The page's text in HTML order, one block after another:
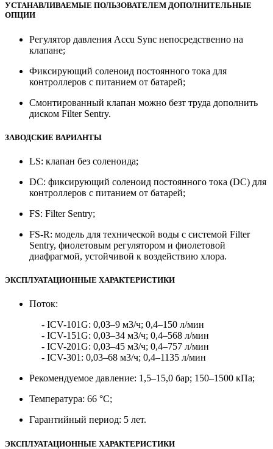
УСТАНАВЛИВАЕМЫЕ ПОЛЬЗОВАТЕЛЕМ ДОПОЛНИТЕЛЬНЫЕ
ОПЦИИ
Регулятор давления Accu Sync непосредственно на
клапане;
Фиксирующий соленоид постоянного тока для
контроллеров с питанием от батарей;
Смонтированный клапан можно безт труда дополнить
диском Filter Sentry.
ЗАВОДСКИЕ ВАРИАНТЫ
LS: клапан без соленоида;
DC: фиксирующий соленоид постоянного тока (DC) для
контроллеров с питанием от батарей;
FS: Filter Sentry;
FS-R: модель для технической воды с системой Filter
Sentry, фиолетовым регулятором и фиолетовой
диафрагмой, устойчивой к воздействию хлора.
ЭКСПЛУАТАЦИОННЫЕ ХАРАКТЕРИСТИКИ
Поток:
- ICV-101G: 0,03–9 м3/ч; 0,4–150 л/мин
- ICV-151G: 0,03–34 м3/ч; 0,4–568 л/мин
- ICV-201G: 0,03–45 м3/ч; 0,4–757 л/мин
- ICV-301: 0,03–68 м3/ч; 0,4–1135 л/мин
Рекомендуемое давление: 1,5–15,0 бар; 150–1500 кПа;
Температура: 66 °C;
Гарантийный период: 5 лет.
ЭКСПЛУАТАЦИОННЫЕ ХАРАКТЕРИСТИКИ